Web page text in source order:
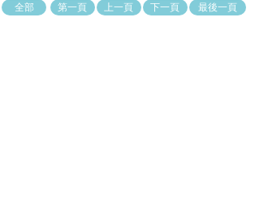
全部 第一頁 上一頁 下一頁 最後一頁